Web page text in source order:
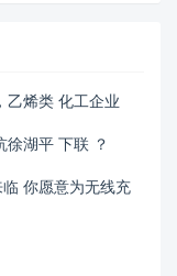
乙烯类 化工企业
湖平 下联 ？
你愿意为无线充